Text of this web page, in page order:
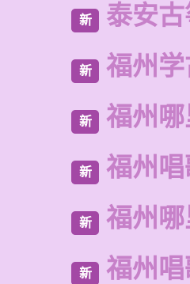
新 泰安古
新 福州
新 福州
新 福州
新 福州
新 福州